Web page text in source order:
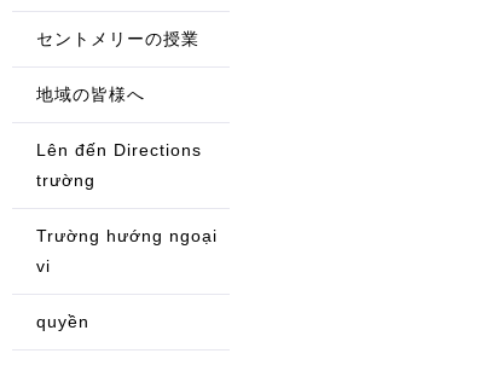
セントメリーの授業
地域の皆様へ
Lên đến Directions
trường
Trường hướng ngoại
vi
quyền